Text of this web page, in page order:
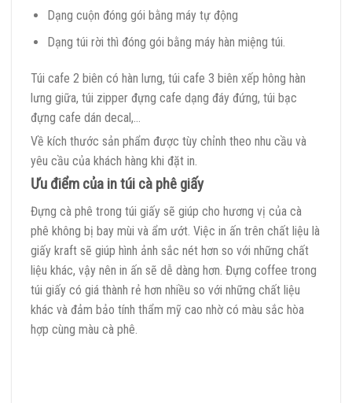
Dạng cuộn đóng gói bằng máy tự động
Dạng túi rời thì đóng gói bằng máy hàn miệng túi.
Túi cafe 2 biên có hàn lưng, túi cafe 3 biên xếp hông hàn
lưng giữa, túi zipper đựng cafe dạng đáy đứng, túi bạc
đựng cafe dán decal,…
Về kích thước sản phẩm được tùy chỉnh theo nhu cầu và
yêu cầu của khách hàng khi đặt in.
Ưu điểm của in túi cà phê giấy
Đựng cà phê trong túi giấy sẽ giúp cho hương vị của cà
phê không bị bay mùi và ẩm ướt. Việc in ấn trên chất liệu là
giấy kraft sẽ giúp hình ảnh sắc nét hơn so với những chất
liệu khác, vậy nên in ấn sẽ dễ dàng hơn. Đựng coffee trong
túi giấy có giá thành rẻ hơn nhiều so với những chất liệu
khác và đảm bảo tính thẩm mỹ cao nhờ có màu sắc hòa
hợp cùng màu cà phê.